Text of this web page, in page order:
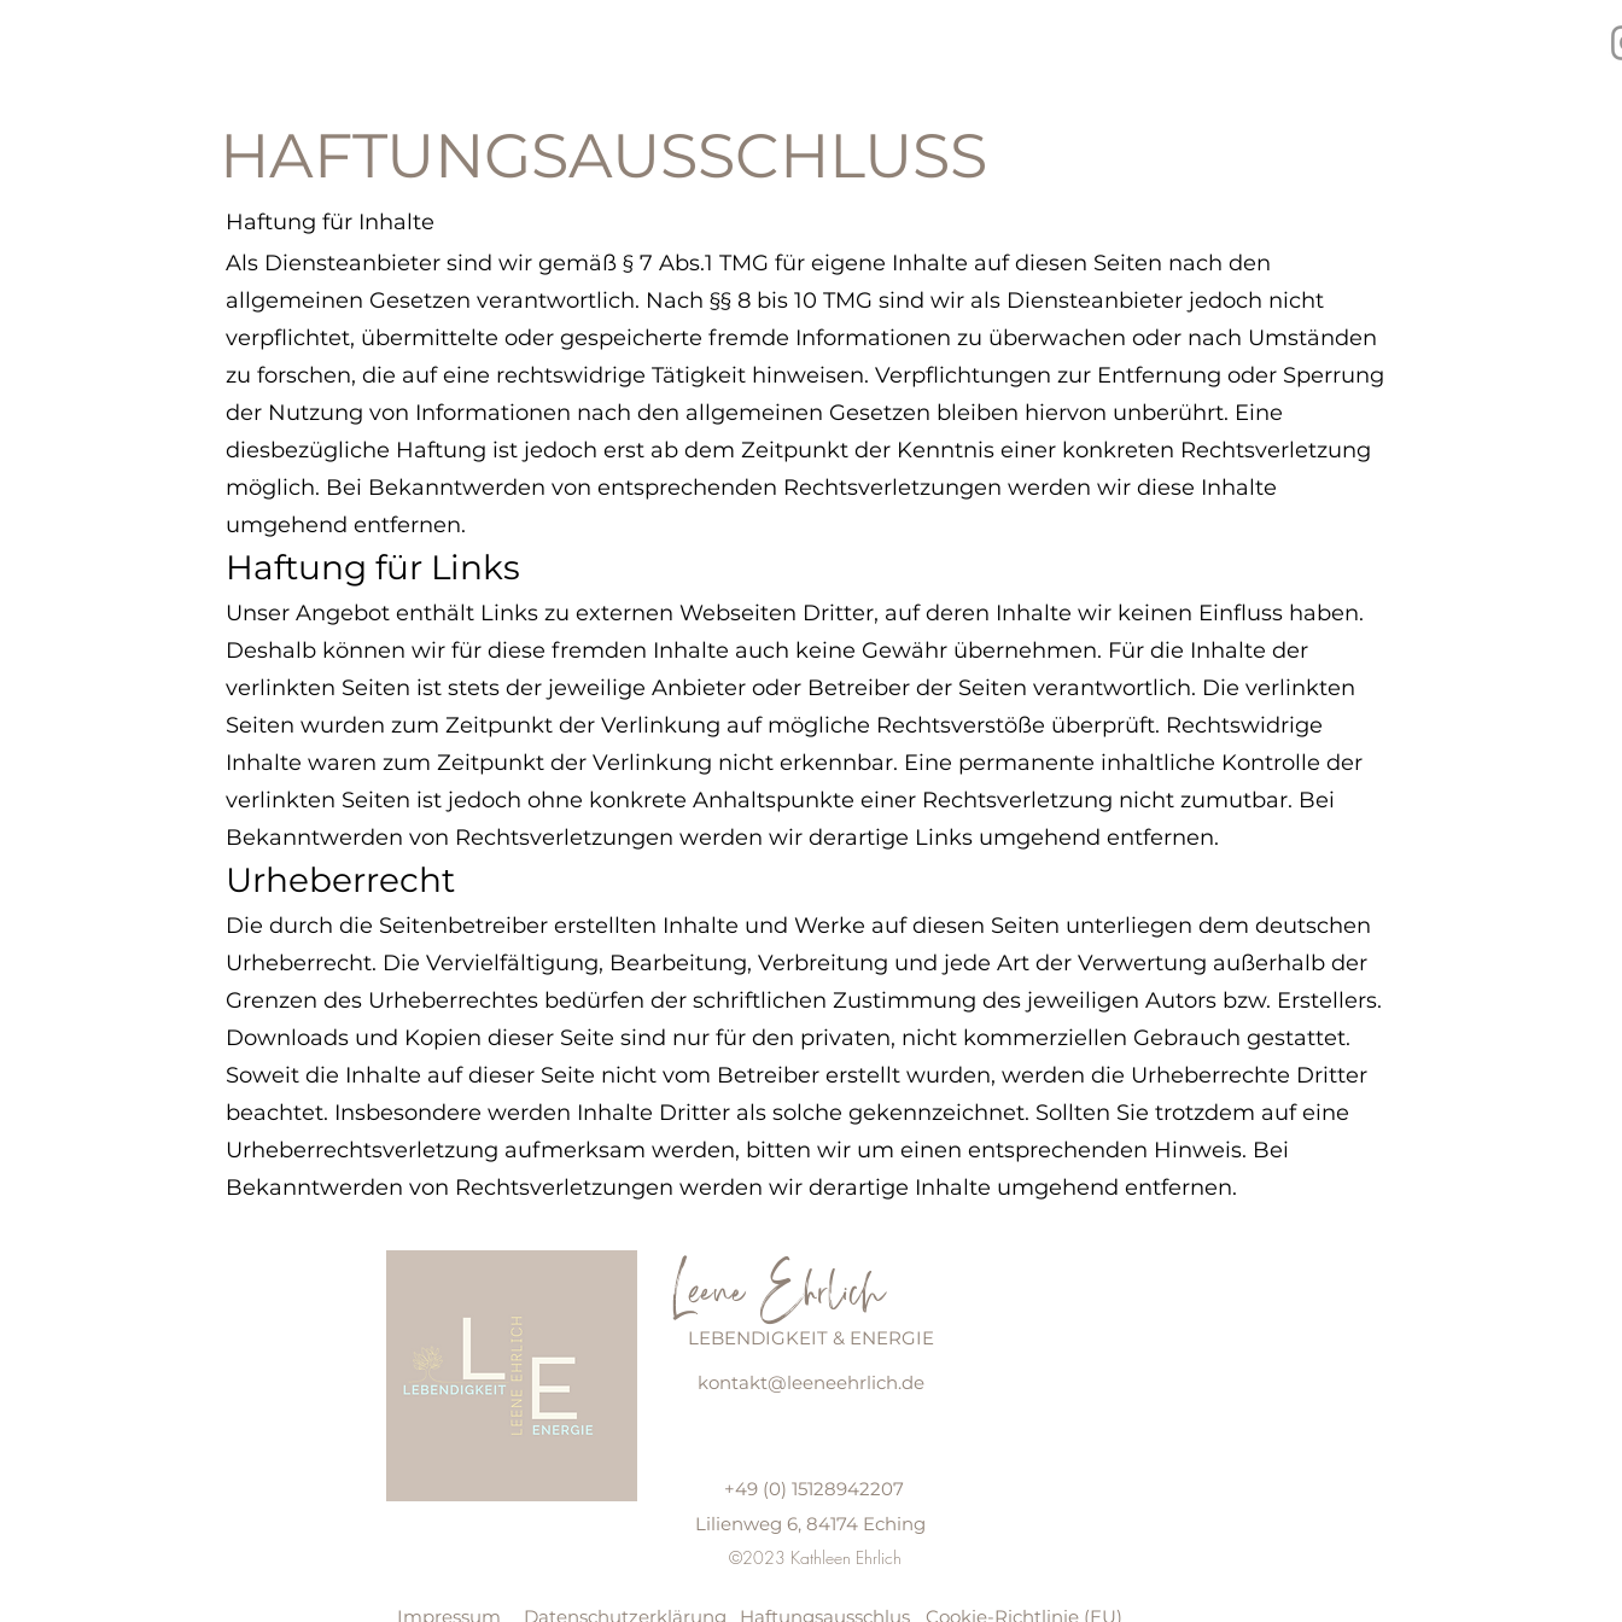
HAFTUNGSAUSSCHLUSS
Haftung für Inhalte
Als Diensteanbieter sind wir gemäß § 7 Abs.1 TMG für eigene Inhalte auf diesen Seiten nach den
allgemeinen Gesetzen verantwortlich. Nach §§ 8 bis 10 TMG sind wir als Diensteanbieter jedoch nicht
verpflichtet, übermittelte oder gespeicherte fremde Informationen zu überwachen oder nach Umständen
zu forschen, die auf eine rechtswidrige Tätigkeit hinweisen. Verpflichtungen zur Entfernung oder Sperrung
der Nutzung von Informationen nach den allgemeinen Gesetzen bleiben hiervon unberührt. Eine
diesbezügliche Haftung ist jedoch erst ab dem Zeitpunkt der Kenntnis einer konkreten Rechtsverletzung
möglich. Bei Bekanntwerden von entsprechenden Rechtsverletzungen werden wir diese Inhalte
umgehend entfernen.
Haftung für Links
Unser Angebot enthält Links zu externen Webseiten Dritter, auf deren Inhalte wir keinen Einfluss haben.
Deshalb können wir für diese fremden Inhalte auch keine Gewähr übernehmen. Für die Inhalte der
verlinkten Seiten ist stets der jeweilige Anbieter oder Betreiber der Seiten verantwortlich. Die verlinkten
Seiten wurden zum Zeitpunkt der Verlinkung auf mögliche Rechtsverstöße überprüft. Rechtswidrige
Inhalte waren zum Zeitpunkt der Verlinkung nicht erkennbar. Eine permanente inhaltliche Kontrolle der
verlinkten Seiten ist jedoch ohne konkrete Anhaltspunkte einer Rechtsverletzung nicht zumutbar. Bei
Bekanntwerden von Rechtsverletzungen werden wir derartige Links umgehend entfernen.
Urheberrecht
Die durch die Seitenbetreiber erstellten Inhalte und Werke auf diesen Seiten unterliegen dem deutschen
Urheberrecht. Die Vervielfältigung, Bearbeitung, Verbreitung und jede Art der Verwertung außerhalb der
Grenzen des Urheberrechtes bedürfen der schriftlichen Zustimmung des jeweiligen Autors bzw. Erstellers.
Downloads und Kopien dieser Seite sind nur für den privaten, nicht kommerziellen Gebrauch gestattet.
Soweit die Inhalte auf dieser Seite nicht vom Betreiber erstellt wurden, werden die Urheberrechte Dritter
beachtet. Insbesondere werden Inhalte Dritter als solche gekennzeichnet. Sollten Sie trotzdem auf eine
Urheberrechtsverletzung aufmerksam werden, bitten wir um einen entsprechenden Hinweis. Bei
Bekanntwerden von Rechtsverletzungen werden wir derartige Inhalte umgehend entfernen.
Leene Ehrlich
LEBENDIGKEIT & ENERGIE
kontakt@leeneehrlich.de
+49 (0) 15128942207
Lilienweg 6, 84174 Eching
©2023 Kathleen Ehrlich
Impressum Datenschutzerklärung Haftungsausschlus Cookie-Richtlinie (EU)